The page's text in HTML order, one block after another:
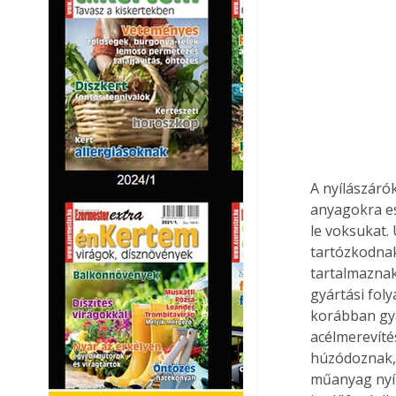
A
anyagokra
le voksukat.
gyártási
korábban
műanyag